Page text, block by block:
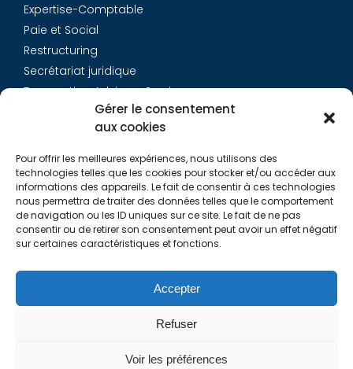
Gérer le consentement
aux cookies
Pour offrir les meilleures expériences, nous utilisons des
technologies telles que les cookies pour stocker et/ou accéder aux
informations des appareils. Le fait de consentir à ces technologies
nous permettra de traiter des données telles que le comportement
de navigation ou les ID uniques sur ce site. Le fait de ne pas
consentir ou de retirer son consentement peut avoir un effet négatif
sur certaines caractéristiques et fonctions.
Accepter
Refuser
Voir les préférences
Expertise-Comptable
Paie et Social
Restructuring
Secrétariat juridique
Transaction Advisory Services
Équipe
Carrières
Contact
Liens utiles
Politique de Cookies (EU)